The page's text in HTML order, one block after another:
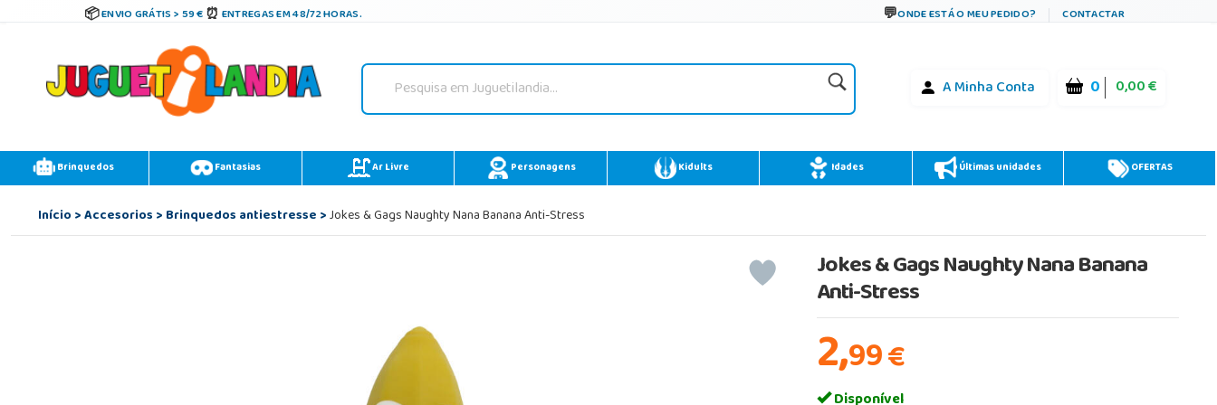
ENVIO GRÁTIS > 59 € ENTREGAS EM 48/72 HORAS. ONDE ESTÁ O MEU PEDIDO? CONTACTAR
A Minha Conta 0 0,00 €
Brinquedos Fantasias Ar Livre Personagens Kidults Idades Últimas unidades OFERTAS
Início>Accesorios>Brinquedos antiestresse>Jokes & Gags Naughty Nana Banana Anti-Stress
Jokes & Gags Naughty Nana Banana
Anti-Stress
2,99€